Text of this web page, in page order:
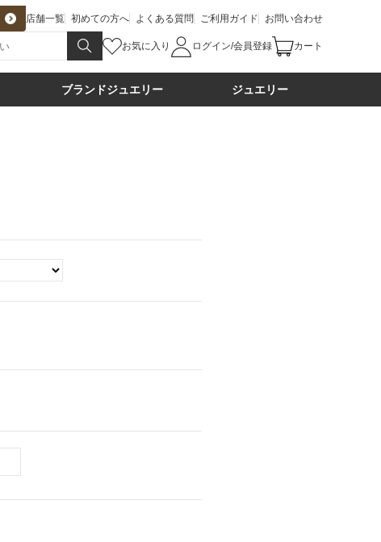
店舗一覧 初めての方へ よくある質問 ご利用ガイド お問い合わせ
お気に入り ログイン/会員登録 カート
ブランドジュエリー ジュエリー